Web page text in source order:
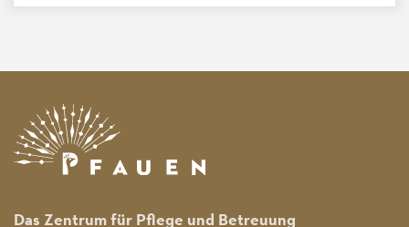
Das Zentrum für Pflege und Betreuung